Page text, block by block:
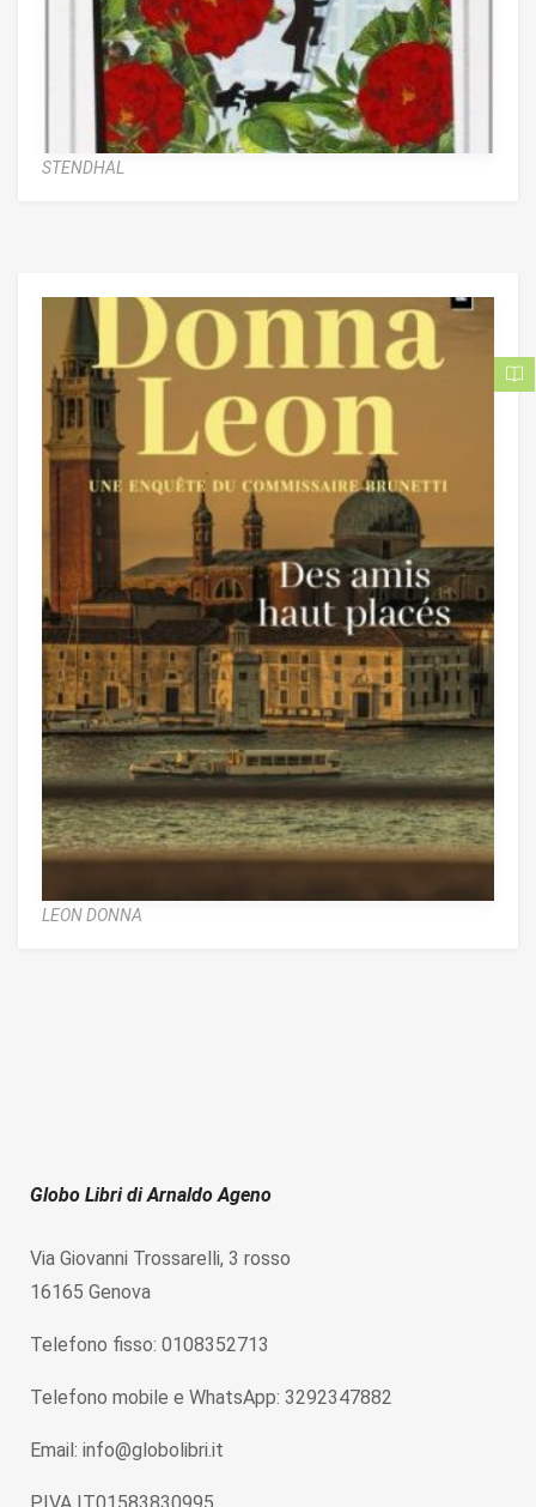
STENDHAL
LEON DONNA
Globo Libri di Arnaldo Ageno
Via Giovanni Trossarelli, 3 rosso
16165 Genova
Telefono fisso: 0108352713
Telefono mobile e WhatsApp: 3292347882
Email: info@globolibri.it